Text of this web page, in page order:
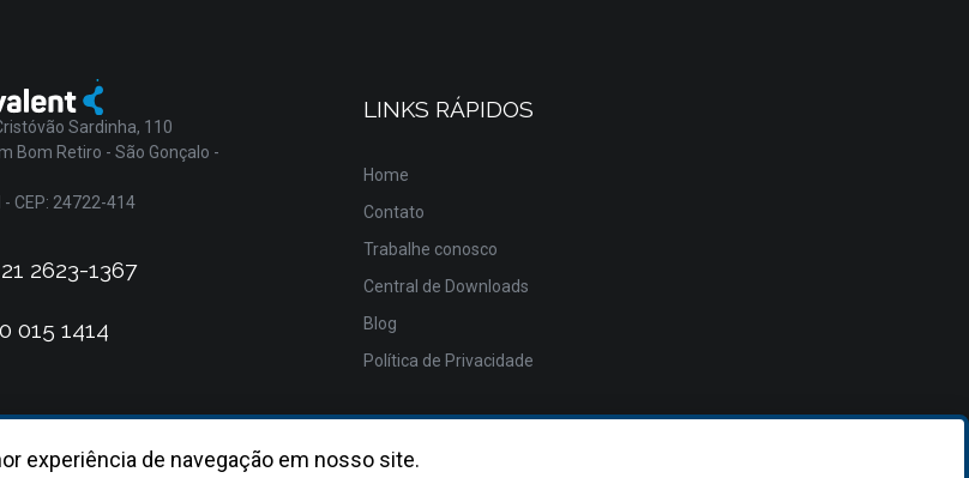
Sardinha, 110
Bom Retiro - São Gonçalo -
- CEP: 24722-414
2623-1367
015 1414
LINKS RÁPIDOS
Home
Contato
Trabalhe conosco
Central de Downloads
Blog
Política de Privacidade
experiência de navegação em nosso site.